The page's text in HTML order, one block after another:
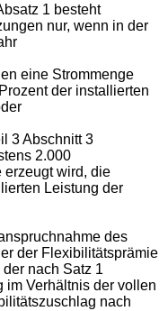
1 besteht
nur, wenn in der
eine Strommenge
der installierten
3 Abschnitt 3
2.000
erzeugt wird, die
Leistung der
des
der Flexibilitätsprämie
nach Satz 1
im Verhältnis der vollen
nach